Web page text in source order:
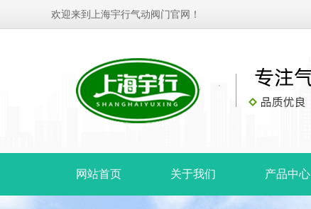
欢迎来到上海宇行气动阀门官网！
网站首页 关于我们 产品中心